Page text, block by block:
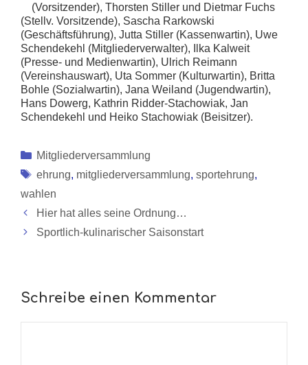
(Vorsitzender), Thorsten Stiller und Dietmar Fuchs
(Stellv. Vorsitzende), Sascha Rarkowski
(Geschäftsführung), Jutta Stiller (Kassenwartin), Uwe
Schendekehl (Mitgliederverwalter), Ilka Kalweit
(Presse- und Medienwartin), Ulrich Reimann
(Vereinshauswart), Uta Sommer (Kulturwartin), Britta
Bohle (Sozialwartin), Jana Weiland (Jugendwartin),
Hans Dowerg, Kathrin Ridder-Stachowiak, Jan
Schendekehl und Heiko Stachowiak (Beisitzer).
Kategorien
Mitgliederversammlung
Schlagwörter
ehrung, mitgliederversammlung, sportehrung,
wahlen
Hier hat alles seine Ordnung…
Sportlich-kulinarischer Saisonstart
Schreibe einen Kommentar